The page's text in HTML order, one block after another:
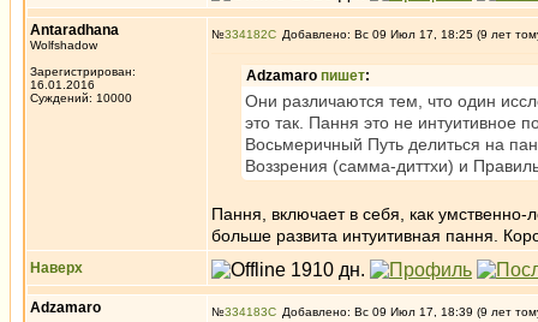
Antaradhana
Wolfshadow
Зарегистрирован:
16.01.2016
Суждений: 10000
№334182 Добавлено: Вс 09 Июл 17, 18:25 (9 лет
Adzamaro пишет:
Они различаются тем, что один
это так. Пання это не интуитивное
Восьмеричный Путь делиться на
Воззрения (самма-диттхи) и
Пання, включает в себя, как умственно-
больше развита интуитивная пання.
Наверх
Adzamaro №334183 Добавлено: Вс 09 Июл 17, 18:39 (9 лет